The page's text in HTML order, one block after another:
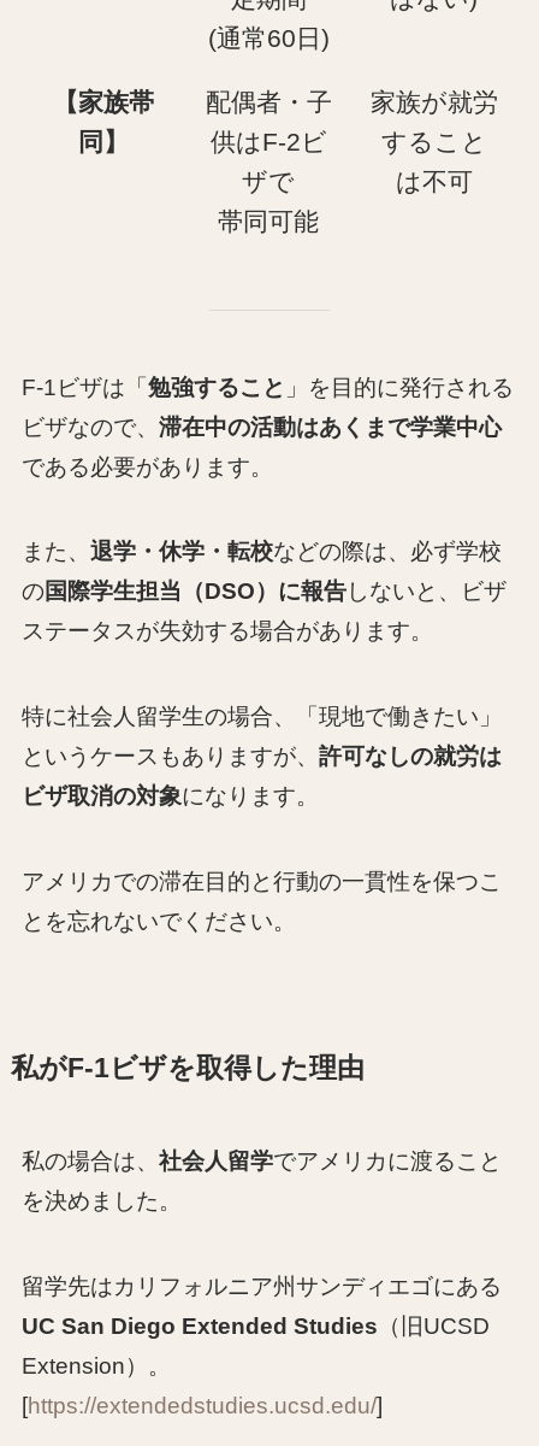
(通常60日)
【家族帯
同】
配偶者・子
供はF-2ビ
ザで
帯同可能
家族が就労
すること
は不可
F-1ビザは「勉強すること 」を目的に発行される
ビザなので、 滞在中の活動はあくまで学業中心
である必要があります。
また、 退学・休学・転校などの際は、必ず学校
の国際学生担当（DSO）に報告しないと、ビザ
ステータスが失効する場合があります。
特に社会人留学生の場合、「現地で働きたい」
というケースもありますが、 許可なしの就労は
ビザ取消の対象になります。
アメリカでの滞在目的と行動の一貫性を保つこ
とを忘れないでください。
私がF-1ビザを取得した理由
私の場合は、 社会人留学でアメリカに渡ること
を決めました。
留学先はカリフォルニア州サンディエゴにある
UC San Diego Extended Studies （旧UCSD
Extension）。
[https://extendedstudies.ucsd.edu/]